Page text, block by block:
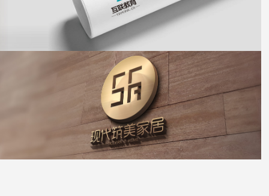
吴源互联教育